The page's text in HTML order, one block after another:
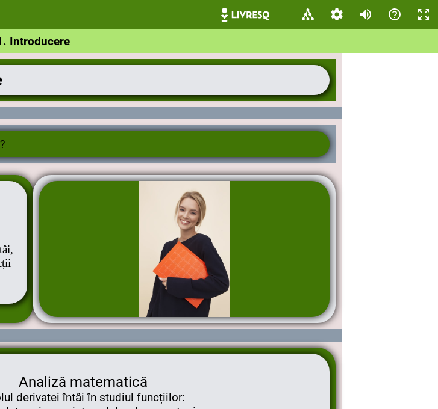
Introducere
Analiză matematică
întâi în studiul funcțiilor: